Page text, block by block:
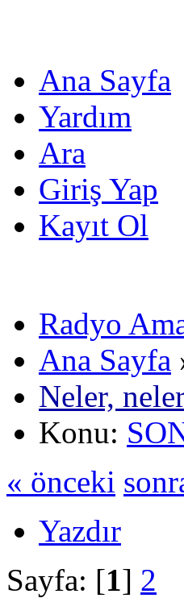
Ana Sayfa
Yardım
Ara
Giriş Yap
Kayıt Ol
Radyo
Ana Sayfa
Neler,
Konu:
« önceki
Yazdır
Sayfa: [1] 2